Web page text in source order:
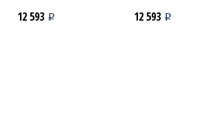
12 593 i 12 593 i